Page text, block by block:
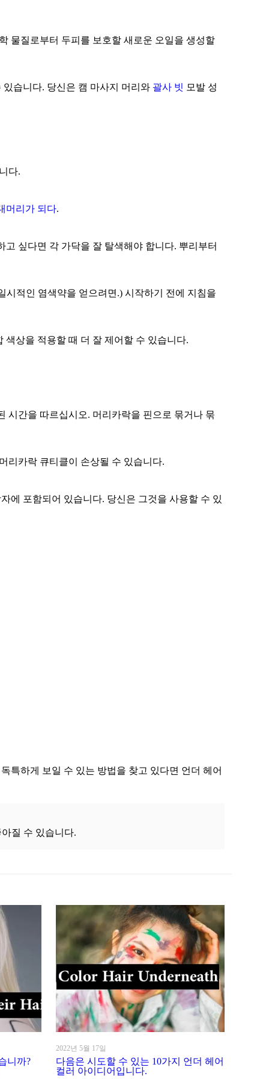
물질로부터 두피를 보호할 새로운 오일을 생성할
습니다. 당신은 캠 마사지 머리와 괄사 빗 모발 성
다.
머리가 되다.
싶다면 각 가닥을 잘 탈색해야 합니다. 뿌리부터
시적인 염색약을 얻으려면.) 시작하기 전에 지침을
상을 적용할 때 더 잘 제어할 수 있습니다.
시간을 따르십시오. 머리카락을 핀으로 묶거나 묶
리카락 큐티클이 손상될 수 있습니다.
에 포함되어 있습니다. 당신은 그것을 사용할 수 있
특하게 보일 수 있는 방법을 찾고 있다면 언더 헤어
질 수 있습니다.
니까?
2022년 5월 17일
다음은 시도할 수 있는 10가지 언더 헤어
컬러 아이디어입니다.